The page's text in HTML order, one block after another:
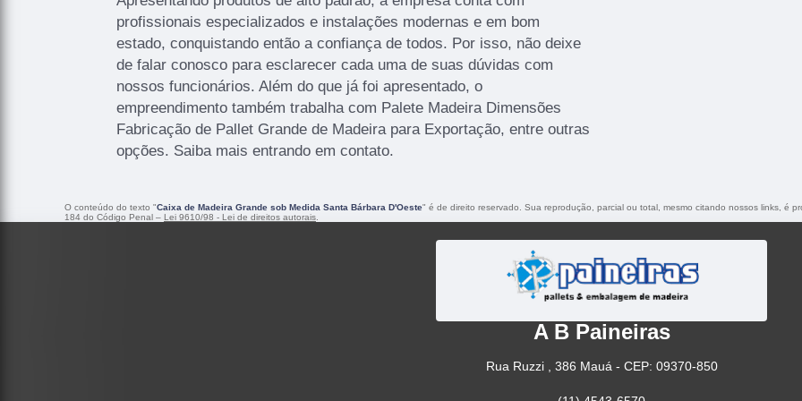
profissionais especializados e instalações modernas e em bom
estado, conquistando então a confiança de todos. Por isso, não deixe
de falar conosco para esclarecer cada uma de suas dúvidas com
nossos funcionários. Além do que já foi apresentado, o
empreendimento também trabalha com Palete Madeira Dimensões
Fabricação de Pallet Grande de Madeira para Exportação, entre outras
opções. Saiba mais entrando em contato.
O conteúdo do texto "Caixa de Madeira Grande sob Medida Santa Bárbara D'Oeste" é de direito reservado. Sua reprodução, parcial ou total, mesmo citando nossos links, é
184 do Código Penal – Lei 9610/98 - Lei de direitos autorais
A B Paineiras
Rua Ruzzi , 386 Mauá - CEP: 09370-850